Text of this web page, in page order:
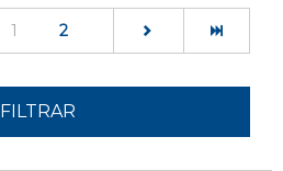
1 (current)
2
FILTRAR